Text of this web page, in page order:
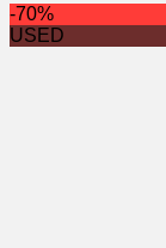
-70%
USED